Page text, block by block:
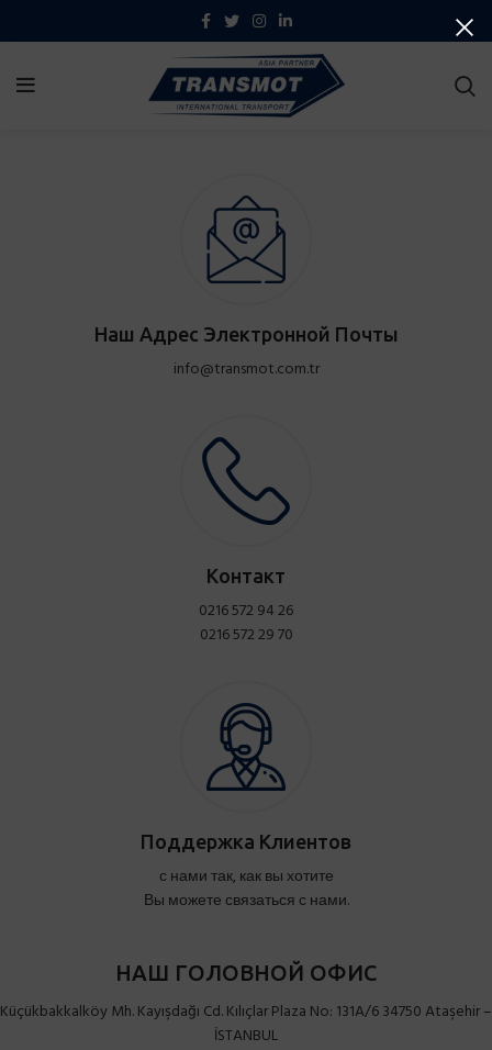
Наш Адрес Электронной Почты
info@transmot.com.tr
Контакт
0216 572 94 26
0216 572 29 70
Поддержка Клиентов
с нами так, как вы хотите
Вы можете связаться с нами.
НАШ ГОЛОВНОЙ ОФИС
Küçükbakkalköy Mh. Kayışdağı Cd. Kılıçlar Plaza No: 131A/6 34750 Ataşehir –
İSTANBUL